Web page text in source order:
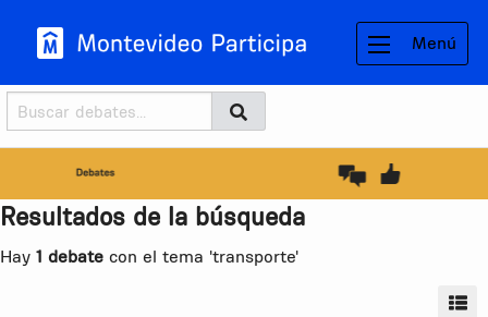
Menú
Buscador
Buscar BUSCAR
Resultados de la búsqueda
Hay 1 debate con el tema 'transporte'